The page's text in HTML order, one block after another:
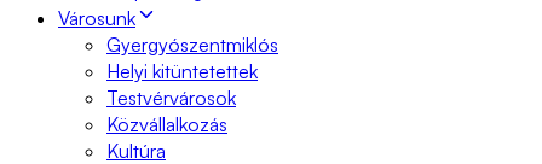
Városunk
Gyergyószentmiklós
Helyi kitüntetettek
Testvérvárosok
Közvállalkozás
Kultúra